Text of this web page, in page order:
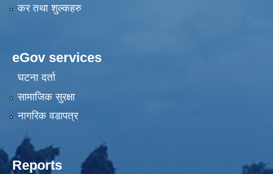
कर तथा शुल्कहरु
eGov services
घटना दर्ता
सामाजिक सुरक्षा
नागरिक वडापत्र
Reports